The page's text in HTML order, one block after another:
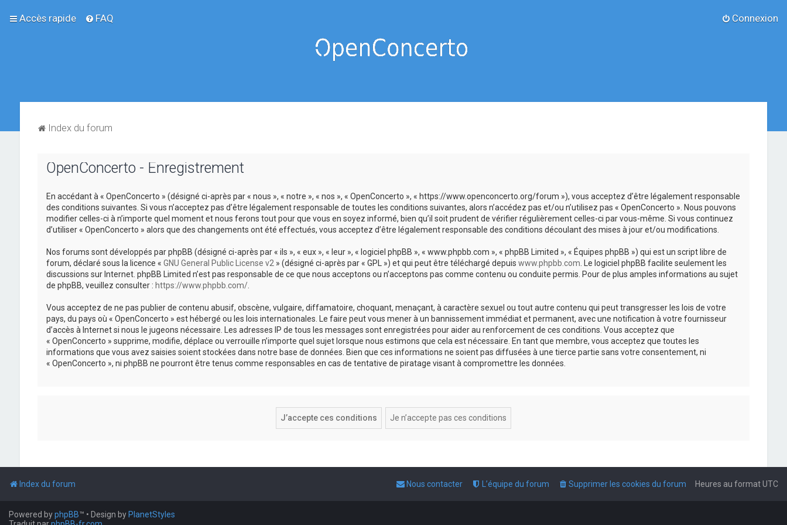
Accès rapide FAQ Connexion
Index du forum
OpenConcerto - Enregistrement
En accédant à « OpenConcerto » (désigné ci-après par « nous », « notre », « nos », « OpenConcerto », « https://www.openconcerto.org/forum »), vous acceptez d’être légalement responsable
des conditions suivantes. Si vous n’acceptez pas d’être légalement responsable de toutes les conditions suivantes, alors n’accédez pas et/ou n’utilisez pas « OpenConcerto ». Nous pouvons
modifier celles-ci à n’importe quel moment et nous ferons tout pour que vous en soyez informé, bien qu’il soit prudent de vérifier régulièrement celles-ci par vous-même. Si vous continuez
d’utiliser « OpenConcerto » alors que des changements ont été effectués, vous acceptez d’être légalement responsable des conditions découlant des mises à jour et/ou modifications.
Nos forums sont développés par phpBB (désigné ci-après par « ils », « eux », « leur », « logiciel phpBB », « www.phpbb.com », « phpBB Limited », « Équipes phpBB ») qui est un script libre de
forum, déclaré sous la licence « GNU General Public License v2 » (désigné ci-après par « GPL ») et qui peut être téléchargé depuis www.phpbb.com . Le logiciel phpBB facilite seulement les
discussions sur Internet. phpBB Limited n’est pas responsable de ce que nous acceptons ou n’acceptons pas comme contenu ou conduite permis. Pour de plus amples informations au sujet
de phpBB, veuillez consulter : https://www.phpbb.com/.
Vous acceptez de ne pas publier de contenu abusif, obscène, vulgaire, diffamatoire, choquant, menaçant, à caractère sexuel ou tout autre contenu qui peut transgresser les lois de votre
pays, du pays où « OpenConcerto » est hébergé ou les lois internationales. Le faire peut vous mener à un bannissement immédiat et permanent, avec une notification à votre fournisseur
d’accès à Internet si nous le jugeons nécessaire. Les adresses IP de tous les messages sont enregistrées pour aider au renforcement de ces conditions. Vous acceptez que
« OpenConcerto » supprime, modifie, déplace ou verrouille n’importe quel sujet lorsque nous estimons que cela est nécessaire. En tant que membre, vous acceptez que toutes les
informations que vous avez saisies soient stockées dans notre base de données. Bien que ces informations ne soient pas diffusées à une tierce partie sans votre consentement, ni
« OpenConcerto », ni phpBB ne pourront être tenus comme responsables en cas de tentative de piratage visant à compromettre les données.
Index du forum Heures au formatUTC
Supprimer les cookies du forum
L’équipe du forum
Nous contacter
Powered byphpBB™ • Design by PlanetStyles